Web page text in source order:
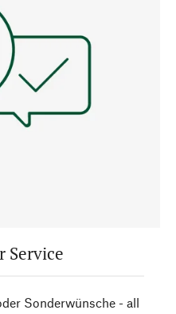
Service
Sonderwünsche - all